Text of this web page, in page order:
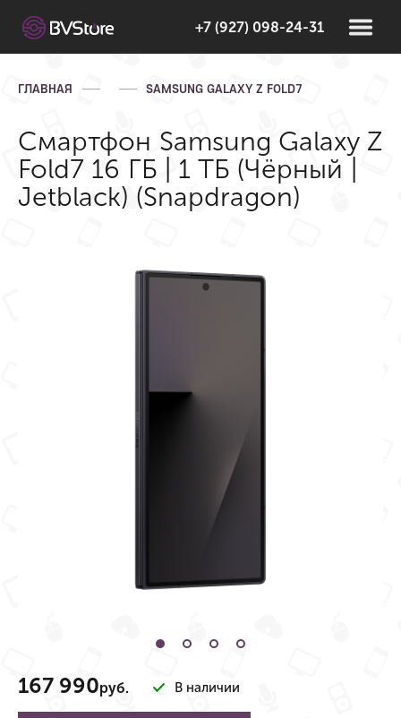
+7 (927) 098-24-31
ГЛАВНАЯ SAMSUNG GALAXY Z FOLD7
Смартфон Samsung Galaxy Z
Fold7 16 ГБ | 1 ТБ (Чёрный |
Jetblack) (Snapdragon)
167 990руб. В наличии